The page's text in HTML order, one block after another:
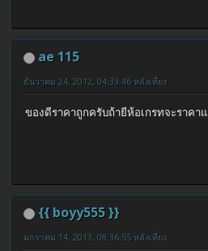
ae 115
ธันวาคม 24, 2012, 04:33:46 หลังเที่ยง
ของดีราคาถูกครับถ้ายีห้อเกรทจะราค
{{ boyy555 }}
มกราคม 14, 2013, 08:36:55 หลังเที่ยง